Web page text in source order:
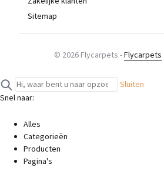
Sitemap
© 2026 Flycarpets -Flycarpets
Sluiten
Snel naar:
Alles
Categorieën
Producten
Pagina's